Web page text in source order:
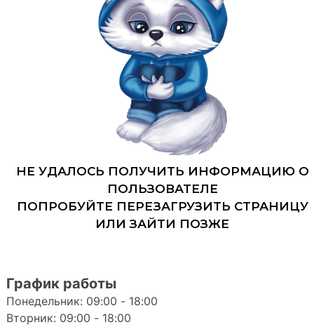
График работы
Понедельник: 09:00 - 18:00
Вторник: 09:00 - 18:00